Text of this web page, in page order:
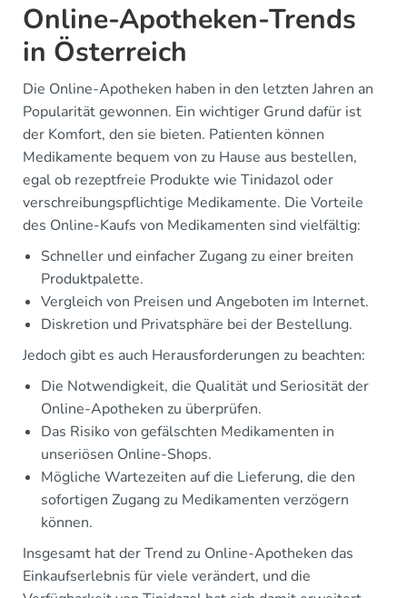
Online-Apotheken-Trends
in Österreich
Die Online-Apotheken haben in den letzten Jahren an
Popularität gewonnen. Ein wichtiger Grund dafür ist
der Komfort, den sie bieten. Patienten können
Medikamente bequem von zu Hause aus bestellen,
egal ob rezeptfreie Produkte wie Tinidazol oder
verschreibungspflichtige Medikamente. Die Vorteile
des Online-Kaufs von Medikamenten sind vielfältig:
Schneller und einfacher Zugang zu einer breiten
Produktpalette.
Vergleich von Preisen und Angeboten im Internet.
Diskretion und Privatsphäre bei der Bestellung.
Jedoch gibt es auch Herausforderungen zu beachten:
Die Notwendigkeit, die Qualität und Seriosität der
Online-Apotheken zu überprüfen.
Das Risiko von gefälschten Medikamenten in
unseriösen Online-Shops.
Mögliche Wartezeiten auf die Lieferung, die den
sofortigen Zugang zu Medikamenten verzögern
können.
Insgesamt hat der Trend zu Online-Apotheken das
Einkaufserlebnis für viele verändert, und die